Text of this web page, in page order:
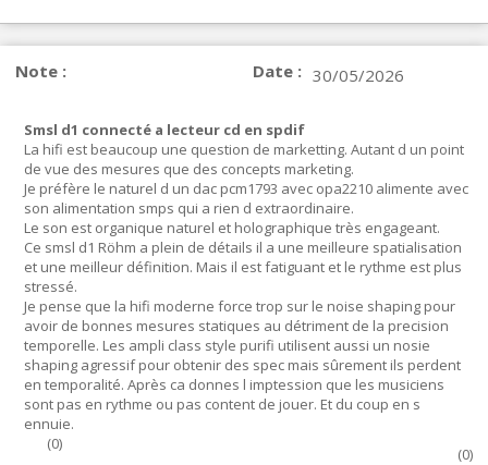
Note : Date : 30/05/2026
Smsl d1 connecté a lecteur cd en spdif
La hifi est beaucoup une question de marketting. Autant d un point
de vue des mesures que des concepts marketing.
Je préfère le naturel d un dac pcm1793 avec opa2210 alimente avec
son alimentation smps qui a rien d extraordinaire.
Le son est organique naturel et holographique très engageant.
Ce smsl d1 Röhm a plein de détails il a une meilleure spatialisation
et une meilleur définition. Mais il est fatiguant et le rythme est plus
stressé.
Je pense que la hifi moderne force trop sur le noise shaping pour
avoir de bonnes mesures statiques au détriment de la precision
temporelle. Les ampli class style purifi utilisent aussi un nosie
shaping agressif pour obtenir des spec mais sûrement ils perdent
en temporalité. Après ca donnes l imptession que les musiciens
sont pas en rythme ou pas content de jouer. Et du coup en s
ennuie.
(0)
(0)